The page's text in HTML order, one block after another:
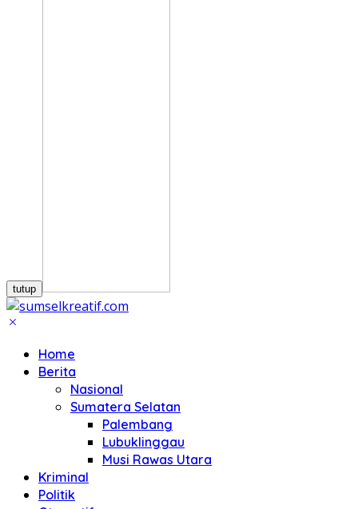
tutup
Home
Berita
Nasional
Sumatera Selatan
Palembang
Lubuklinggau
Musi Rawas Utara
Kriminal
Politik